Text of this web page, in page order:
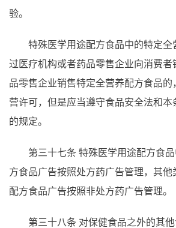
验。
特殊医学用途配方食品中的特定全
过医疗机构或者药品零售企业向消费者
品零售企业销售特定全营养配方食品
营许可，但是应当遵守食品安全法和本
的规定。
第三十七条 特殊医学用途配方食
方食品广告按照处方药广告管理，其
配方食品广告按照非处方药广告管理。
第三十八条 对保健食品之外的其